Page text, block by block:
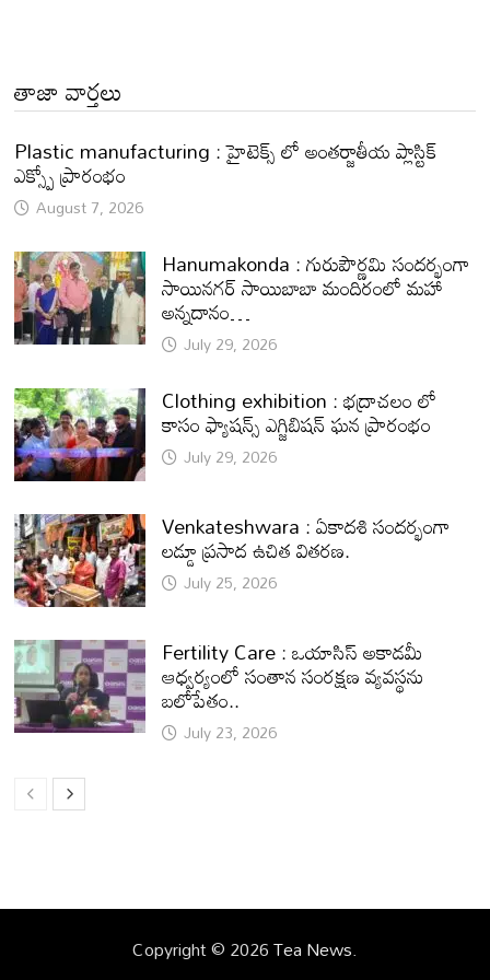
తాజా వార్తలు
Plastic manufacturing : హైటెక్స్ లో అంతర్జాతీయ ప్లాస్టిక్
ఎక్స్పో ప్రారంభం
August 7, 2026
Hanumakonda : గురుపౌర్ణమి సందర్భంగా
సాయినగర్‌ సాయిబాబా మందిరంలో మహా
అన్నదానం…
July 29, 2026
Clothing exhibition : భద్రాచలం లో
కాసం ఫ్యాషన్స్ ఎగ్జిబిషన్ ఘన ప్రారంభం
July 29, 2026
Venkateshwara : ఏకాదశి సందర్భంగా
లడ్డూ ప్రసాద ఉచిత వితరణ.
July 25, 2026
Fertility Care : ఒయాసిస్ అకాడమీ
ఆధ్వర్యంలో సంతాన సంరక్షణ వ్యవస్థను
బలోపేతం..
July 23, 2026
Copyright © 2026Tea News.